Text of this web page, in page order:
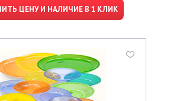
ЦЕНУ И НАЛИЧИЕ В 1 КЛИК